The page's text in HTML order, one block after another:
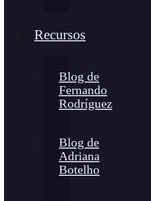
Recursos
Blog de
Fernando
Rodríguez
Blog de
Adriana
Botelho